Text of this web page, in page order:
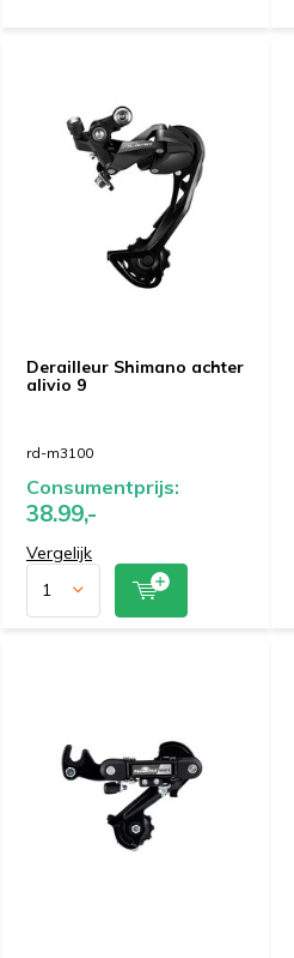
Derailleur Shimano achter
alivio 9
rd-m3100
Consumentprijs:
38.99,-
Vergelijk